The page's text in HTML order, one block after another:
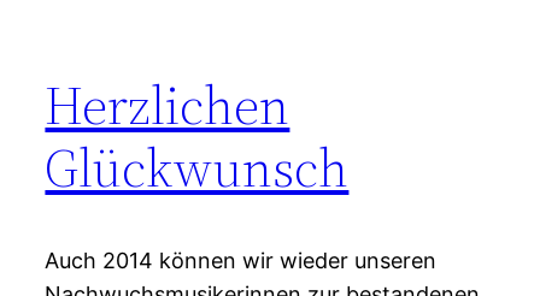
Herzlichen
Glückwunsch
Auch 2014 können wir wieder unseren